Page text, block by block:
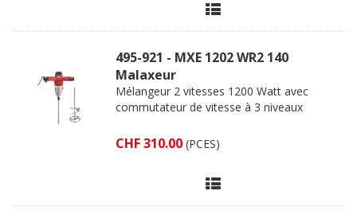
495-921 - MXE 1202 WR2 140
Malaxeur
Mélangeur 2 vitesses 1200 Watt avec
commutateur de vitesse à 3 niveaux
CHF 310.00 (PCES)